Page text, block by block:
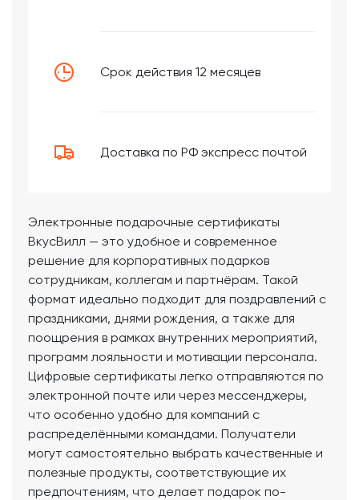
Срок действия 12 месяцев
Доставка по РФ экспресс почтой
Электронные подарочные сертификаты
ВкусВилл — это удобное и современное
решение для корпоративных подарков
сотрудникам, коллегам и партнёрам. Такой
формат идеально подходит для поздравлений с
праздниками, днями рождения, а также для
поощрения в рамках внутренних мероприятий,
программ лояльности и мотивации персонала.
Цифровые сертификаты легко отправляются по
электронной почте или через мессенджеры,
что особенно удобно для компаний с
распределёнными командами. Получатели
могут самостоятельно выбрать качественные и
полезные продукты, соответствующие их
предпочтениям, что делает подарок по-